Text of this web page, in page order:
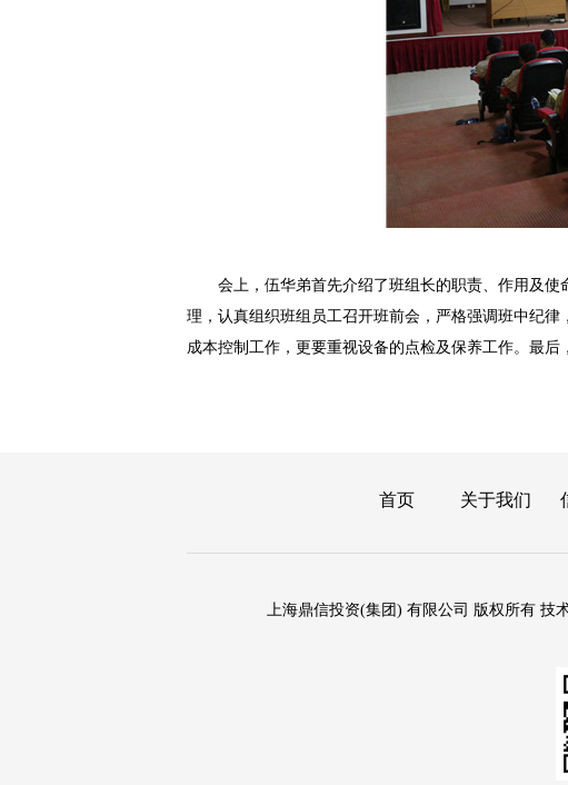
会上，伍华弟首先介绍了班组长的职责、作用及
理，认真组织班组员工召开班前会，严格强调班中纪
成本控制工作，更要重视设备的点检及保养工作。最
首页 关于我们
上海鼎信投资(集团) 有限公司 版权所有 技